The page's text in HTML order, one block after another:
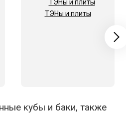
ТЭНы и плиты
кубы и баки, также